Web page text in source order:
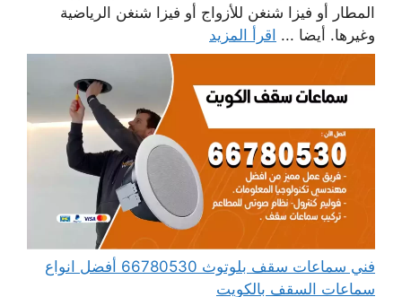
المطار أو فيزا شنغن للأزواج أو فيزا شنغن الرياضية
وغيرها. أيضا ... اقرأ المزيد
فني سماعات سقف بلوتوث 66780530 أفضل انواع
سماعات السقف بالكويت